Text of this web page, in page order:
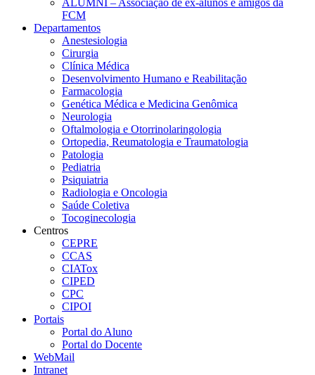
ALUMNI – Associação de ex-alunos e amigos da
FCM
Departamentos
Anestesiologia
Cirurgia
Clínica Médica
Desenvolvimento Humano e Reabilitação
Farmacologia
Genética Médica e Medicina Genômica
Neurologia
Oftalmologia e Otorrinolaringologia
Ortopedia, Reumatologia e Traumatologia
Patologia
Pediatria
Psiquiatria
Radiologia e Oncologia
Saúde Coletiva
Tocoginecologia
Centros
CEPRE
CCAS
CIATox
CIPED
CPC
CIPOI
Portais
Portal do Aluno
Portal do Docente
WebMail
Intranet